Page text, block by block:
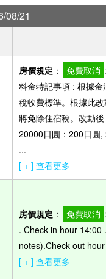
08/21
房價規定 ： 免費取消
料金特記事項 : 根據
稅收費標準。根據此
將免除住宿稅。改動
20000日圓：200日圓
...
[ + ] 查看更多
房價規定 ： 免費取消
. Check-in hour
notes).Check-out
[ + ] 查看更多